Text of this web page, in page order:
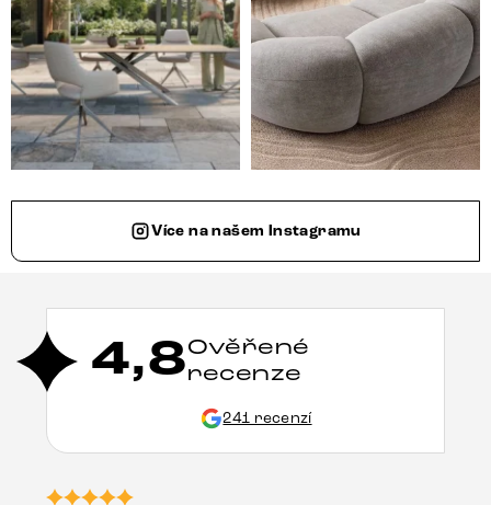
Více na našem Instagramu
4,8Ověřené
recenze
241 recenzí